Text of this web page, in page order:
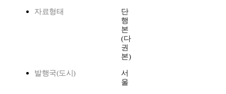
자료형태
단
행
본
(다
권
본)
발행국(도시)
서
울